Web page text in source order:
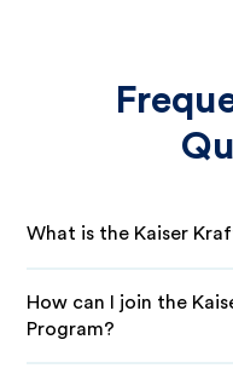
What is the Kaiser
How can I join the
Program?